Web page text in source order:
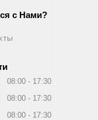
с Нами?
08:00
17:30
08:00
17:30
08:00
17:30